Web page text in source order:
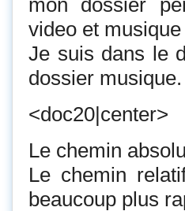
mon dossier
video et musique
Je suis dans le
dossier musique.
<doc20|center>
Le chemin
Le chemin
beaucoup plus